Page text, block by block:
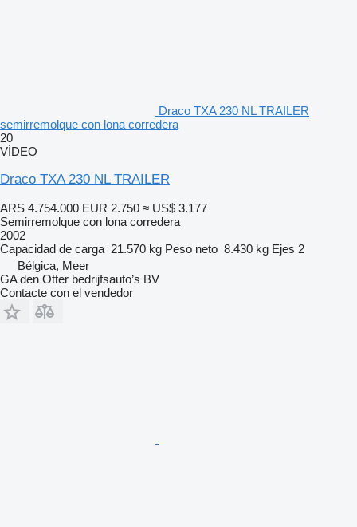
Draco TXA 230 NL TRAILER
semirremolque con lona corredera
20
VÍDEO
Draco TXA 230 NL TRAILER
ARS 4.754.000 EUR 2.750 ≈ US$ 3.177
Semirremolque con lona corredera
2002
Capacidad de carga 21.570 kg Peso neto 8.430 kg Ejes 2
Bélgica, Meer
GA den Otter bedrijfsauto’s BV
Contacte con el vendedor